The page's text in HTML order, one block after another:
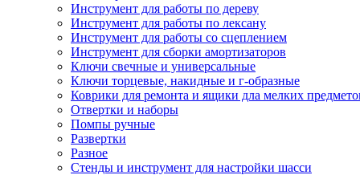
Инструмент для работы по дереву
Инструмент для работы по лексану
Инструмент для работы со сцеплением
Инструмент для сборки амортизаторов
Ключи свечные и универсальные
Ключи торцевые, накидные и г-образные
Коврики для ремонта и ящики дла мелких
Отвертки и наборы
Помпы ручные
Развертки
Разное
Стенды и инструмент для настройки шасси